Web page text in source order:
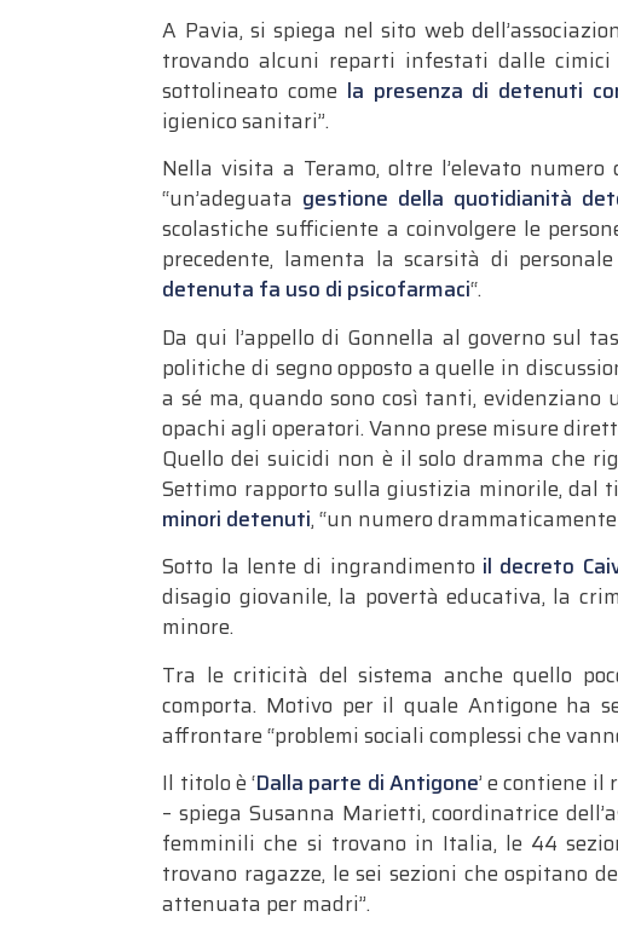
A Pavia, si spiega nel sito web
trovando alcuni reparti infestati dalle
sottolineato come la presenza di detenuti
igienico sanitari”.
Nella visita a Teramo, oltre l’elevato
“un’adeguata gestione della quotidianità
scolastiche sufficiente a coinvolgere le
precedente, lamenta la scarsità di
detenuta fa uso di psicofarmaci“.
Da qui l’appello di Gonnella al governo sul
politiche di segno opposto a quelle in
a sé ma, quando sono così tanti,
opachi agli operatori. Vanno prese misure
Quello dei suicidi non è il solo dramma che
Settimo rapporto sulla giustizia minorile, dal
minori detenuti, “un numero
Sotto la lente di ingrandimento il decreto
disagio giovanile, la povertà educativa, la
minore.
Tra le criticità del sistema anche quello
comporta. Motivo per il quale Antigone ha
affrontare “problemi sociali complessi che
Il titolo è ‘Dalla parte di Antigone’ e contiene il
– spiega Susanna Marietti, coordinatrice
femminili che si trovano in Italia, le 44
trovano ragazze, le sei sezioni che ospitano
attenuata per madri”.